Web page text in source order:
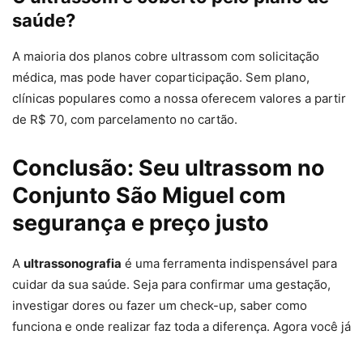
saúde?
A maioria dos planos cobre ultrassom com solicitação
médica, mas pode haver coparticipação. Sem plano,
clínicas populares como a nossa oferecem valores a partir
de R$ 70, com parcelamento no cartão.
Conclusão: Seu ultrassom no
Conjunto São Miguel com
segurança e preço justo
A ultrassonografia é uma ferramenta indispensável para
cuidar da sua saúde. Seja para confirmar uma gestação,
investigar dores ou fazer um check-up, saber como
funciona e onde realizar faz toda a diferença. Agora você já